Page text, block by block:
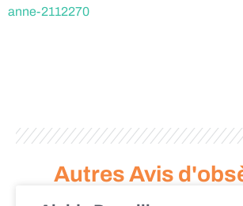
anne-2112270
Autres Avis